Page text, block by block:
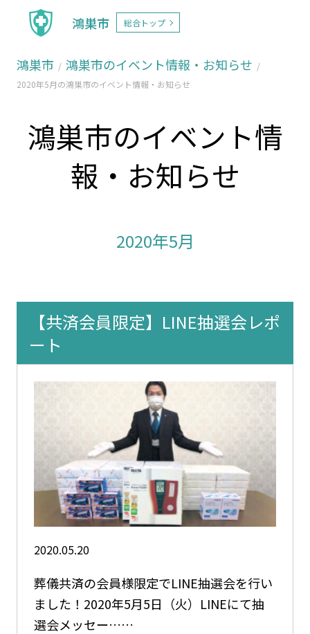
鴻巣市 総合トップ
鴻巣市 鴻巣市のイベント情報・お知らせ
2020年5月の鴻巣市のイベント情報・お知らせ
鴻巣市のイベント情
報・お知らせ
2020年5月
【共済会員限定】LINE抽選会レポ
ート
2020.05.20
葬儀共済の会員様限定でLINE抽選会を行い
ました！2020年5月5日（火）LINEにて抽
選会メッセー……